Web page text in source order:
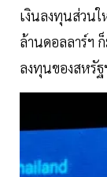
เงินลงทุนส่วน
ล้านดอลลาร์ฯ
ลงทุนของสหรั